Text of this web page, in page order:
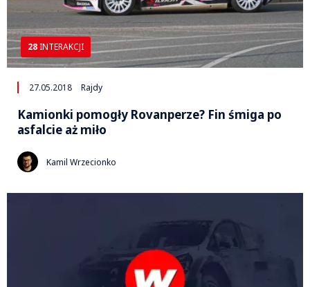
28 INTERAKCJI
27.05.2018 Rajdy
Kamionki pomogły Rovanperze? Fin śmiga po
asfalcie aż miło
Kamil Wrzecionko